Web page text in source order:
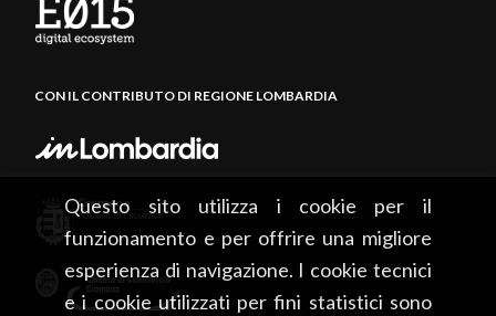
Questo sito utilizza i cookie per il
funzionamento e per offrire una migliore
esperienza di navigazione. I cookie tecnici
e i cookie utilizzati per fini statistici sono
CON IL CONTRIBUTO DI REGIONE LOMBARDIA